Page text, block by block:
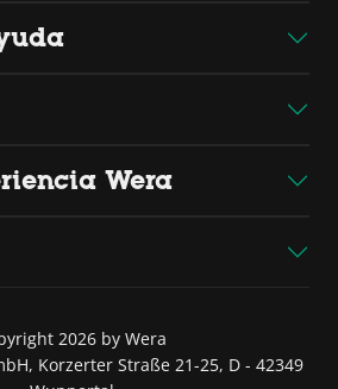
Wera
2026 by Wera
Korzerter Straße 21-25, D - 42349